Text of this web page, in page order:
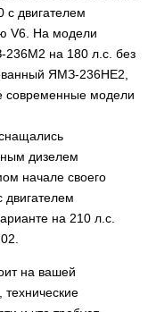
с двигателем
V6. На модели
на 180 л.с. без
ЯМЗ-236НЕ2,
современные модели
дизелем
начале своего
двигателем
на 210 л.с.
на вашей